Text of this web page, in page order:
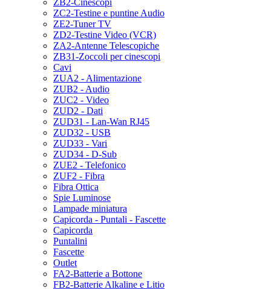
ZB2-Cinescopi
ZC2-Testine e puntine Audio
ZE2-Tuner TV
ZD2-Testine Video (VCR)
ZA2-Antenne Telescopiche
ZB31-Zoccoli per cinescopi
Cavi
ZUA2 - Alimentazione
ZUB2 - Audio
ZUC2 - Video
ZUD2 - Dati
ZUD31 - Lan-Wan RJ45
ZUD32 - USB
ZUD33 - Vari
ZUD34 - D-Sub
ZUE2 - Telefonico
ZUF2 - Fibra
Fibra Ottica
Spie Luminose
Lampade miniatura
Capicorda - Puntali - Fascette
Capicorda
Puntalini
Fascette
Outlet
FA2-Batterie a Bottone
FB2-Batterie Alkaline e Litio